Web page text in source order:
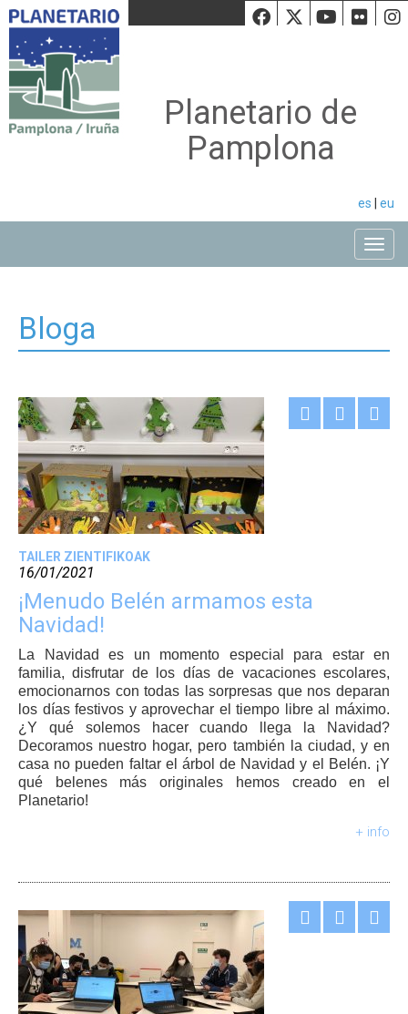
Facebook
Twiiter
Planetario de
Pamplona
es eu
Bloga
TAILER ZIENTIFIKOAK
16/01/2021
¡Menudo Belén armamos esta
Navidad!
La Navidad es un momento especial para estar en
familia, disfrutar de los días de vacaciones escolares,
emocionarnos con todas las sorpresas que nos deparan
los días festivos y aprovechar el tiempo libre al máximo.
¿Y qué solemos hacer cuando llega la Navidad?
Decoramos nuestro hogar, pero también la ciudad, y en
casa no pueden faltar el árbol de Navidad y el Belén. ¡Y
qué belenes más originales hemos creado en el
Planetario!
+ info